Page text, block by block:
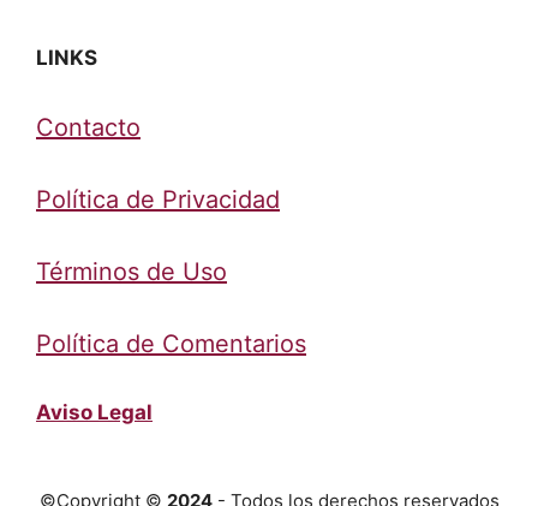
LINKS
Contacto
Política de Privacidad
Términos de Uso
Política de Comentarios
Aviso Legal
©Copyright © 2024- Todos los derechos reservados